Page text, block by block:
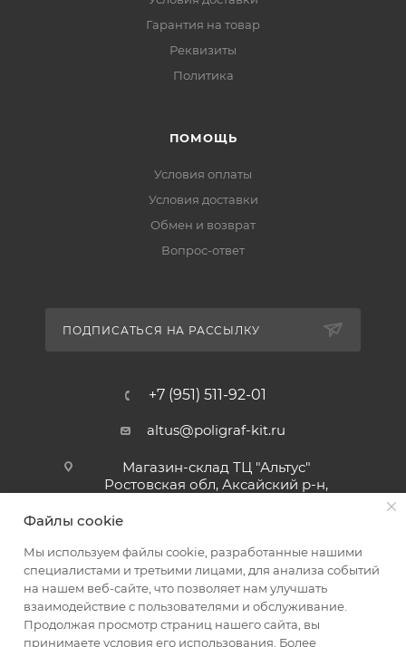
Гарантия на товар
Реквизиты
Политика
ПОМОЩЬ
Условия оплаты
Условия доставки
Обмен и возврат
Вопрос-ответ
ПОДПИСАТЬСЯ НА РАССЫЛКУ
+7 (951) 511-92-01
altus@poligraf-kit.ru
Магазин-склад ТЦ "Альтус"
Ростовская обл, Аксайский р-н,
Кольцо, 3, ТЦ "Альтус" 1 этаж
Файлы cookie
Мы используем файлы cookie, разработанные нашими
специалистами и третьими лицами, для анализа событий
на нашем веб-сайте, что позволяет нам улучшать
взаимодействие с пользователями и обслуживание.
Продолжая просмотр страниц нашего сайта, вы
принимаете условия его использования. Более